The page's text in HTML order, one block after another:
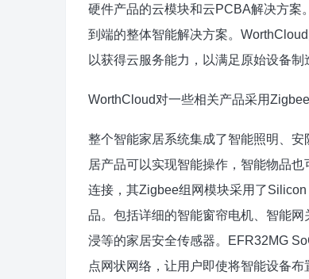
硬件产品的云模块和云PCBA解决方案
到端的整体智能解决方案。
以获得云服务能力，以满足原始设备
WorthCloud对一些相关产品采用Zigbee
整个智能家居系统集成了智能照明、
居产品可以实现智能操作，智能物品
连接，其Zigbee组网模块采用了
品。包括详细的智能窗帘电机、智能
浸等的家居安全传感器。EFR32MG
点网状网络，让用户即使将智能设备